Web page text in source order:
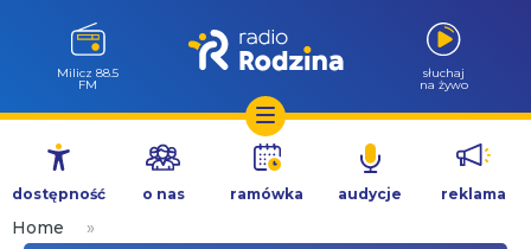
Przejdź
treści
Milicz 88.5
FM
słuchaj
na żywo
dostępność o nas ramówka audycje reklama
Home
»